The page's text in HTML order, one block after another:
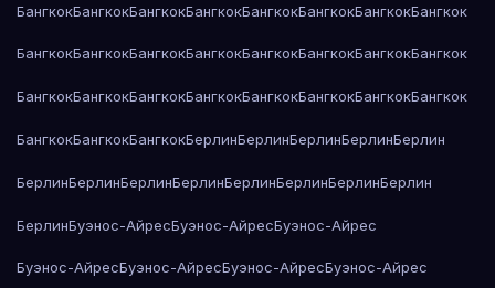
БангкокБангкокБангкокБангкокБангкокБангкокБангкокБангкок
БангкокБангкокБангкокБангкокБангкокБангкокБангкокБангкок
БангкокБангкокБангкокБангкокБангкокБангкокБангкокБангкок
БангкокБангкокБангкокБерлинБерлинБерлинБерлинБерлин
БерлинБерлинБерлинБерлинБерлинБерлинБерлинБерлин
БерлинБуэнос-АйресБуэнос-АйресБуэнос-Айрес
Буэнос-АйресБуэнос-АйресБуэнос-АйресБуэнос-Айрес